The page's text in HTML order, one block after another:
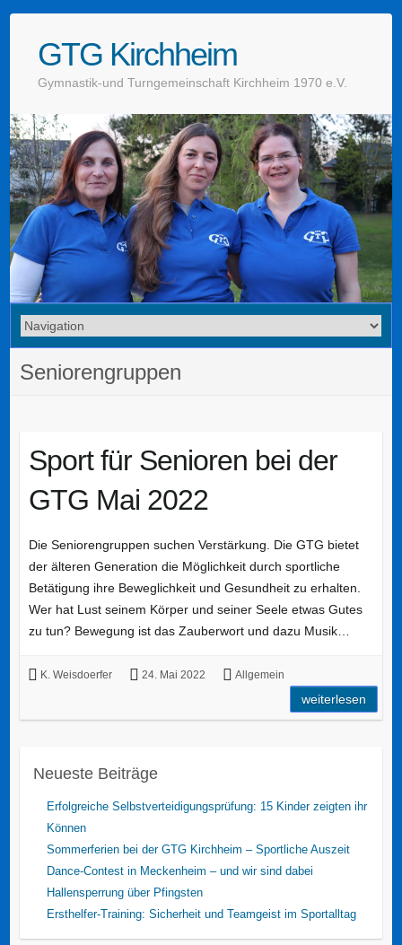
GTG Kirchheim
Gymnastik-und Turngemeinschaft Kirchheim 1970 e.V.
Seniorengruppen
Sport für Senioren bei der
GTG Mai 2022
Die Seniorengruppen suchen Verstärkung. Die GTG bietet
der älteren Generation die Möglichkeit durch sportliche
Betätigung ihre Beweglichkeit und Gesundheit zu erhalten.
Wer hat Lust seinem Körper und seiner Seele etwas Gutes
zu tun? Bewegung ist das Zauberwort und dazu Musik…
K. Weisdoerfer 24. Mai 2022 Allgemein
weiterlesen
Neueste Beiträge
Erfolgreiche Selbstverteidigungsprüfung: 15 Kinder zeigten ihr
Können
Sommerferien bei der GTG Kirchheim – Sportliche Auszeit
Dance-Contest in Meckenheim – und wir sind dabei
Hallensperrung über Pfingsten
Ersthelfer-Training: Sicherheit und Teamgeist im Sportalltag